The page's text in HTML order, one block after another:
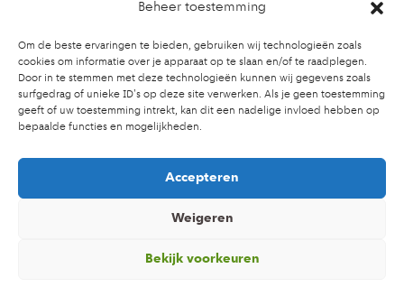
Beheer toestemming
Om de beste ervaringen te bieden, gebruiken wij technologieën zoals
cookies om informatie over je apparaat op te slaan en/of te raadplegen.
Door in te stemmen met deze technologieën kunnen wij gegevens zoals
surfgedrag of unieke ID's op deze site verwerken. Als je geen toestemming
geeft of uw toestemming intrekt, kan dit een nadelige invloed hebben op
bepaalde functies en mogelijkheden.
Accepteren
Weigeren
Bekijk voorkeuren
Zoek contactpersoon op school
Trainingen
Ouderportaal JGZ